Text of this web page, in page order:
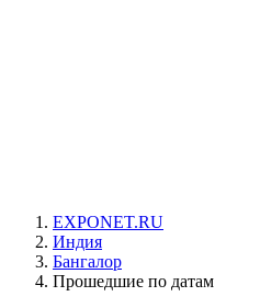
EXPONET.RU
Индия
Бангалор
Прошедшие по датам